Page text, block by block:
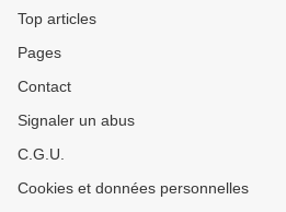
Top articles
Pages
Contact
Signaler un abus
C.G.U.
Cookies et données personnelles